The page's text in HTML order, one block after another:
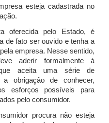
esteja cadastrada no
oferecida pelo Estado, é
de fato ser ouvido e tenha a
empresa. Nesse sentido,
aderir formalmente à
aceita uma série de
obrigação de conhecer,
esforços possíveis para
pelo consumidor.
procura não esteja